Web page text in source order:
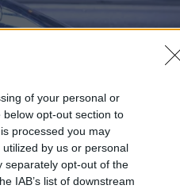
of your personal or
opt-out section to
processed you may
by us or personal
separately opt-out of the
IAB’s list of downstream